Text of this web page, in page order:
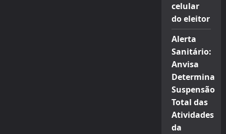
celular
do eleitor
Alerta
Sanitário:
Anvisa
Determina
Suspensão
Total das
Atividades
da